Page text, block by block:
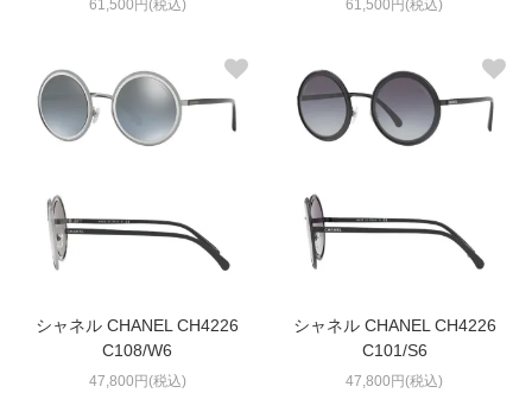
61,500円(税込) 61,500円(税込)
シャネル CHANEL CH4226
C108/W6
47,800円(税込)
シャネル CHANEL CH4226
C101/S6
47,800円(税込)